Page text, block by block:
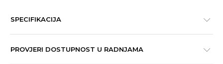
SPECIFIKACIJA
PROVJERI DOSTUPNOST U RADNJAMA